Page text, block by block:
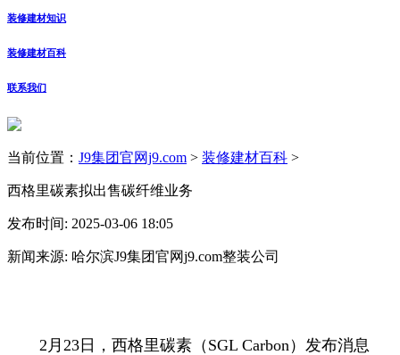
装修建材知识
装修建材百科
联系我们
当前位置： J9集团官网j9.com > 装修建材百科 >
西格里碳素拟出售碳纤维业务
发布时间: 2025-03-06 18:05
新闻来源: 哈尔滨J9集团官网j9.com整装公司
2月23日，西格里碳素（SGL Carbon）发布消息